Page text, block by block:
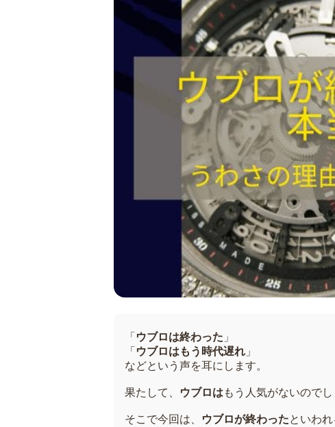
骨董品 お酒
金 ⁄
貴金属
「 ウブロは終わった 」
「 ウブロはもう時代遅れ 」
などという声を耳にします。
果たして、 ウブロは もう人気がないのでし
そこで今回は、 ウブロが終わったといわ